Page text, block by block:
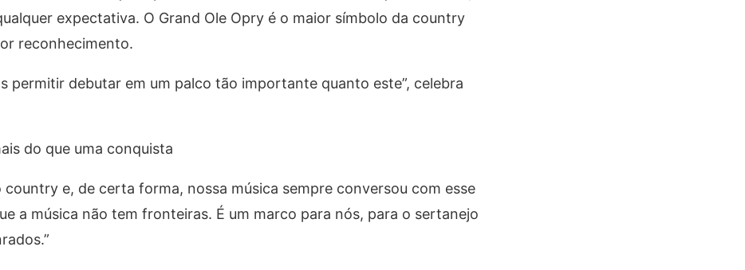
expectativa. O Grand Ole Opry é o maior símbolo da country
reconhecimento.
permitir debutar em um palco tão importante quanto este”, celebra
do que uma conquista
e, de certa forma, nossa música sempre conversou com esse
a música não tem fronteiras. É um marco para nós, para o sertanejo